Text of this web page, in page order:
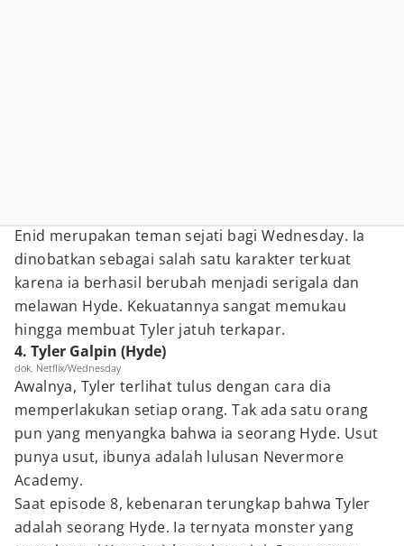
Enid merupakan teman sejati bagi Wednesday. Ia
dinobatkan sebagai salah satu karakter terkuat
karena ia berhasil berubah menjadi serigala dan
melawan Hyde. Kekuatannya sangat memukau
hingga membuat Tyler jatuh terkapar.
4. Tyler Galpin (Hyde)
dok. Netflix/Wednesday
Awalnya, Tyler terlihat tulus dengan cara dia
memperlakukan setiap orang. Tak ada satu orang
pun yang menyangka bahwa ia seorang Hyde. Usut
punya usut, ibunya adalah lulusan Nevermore
Academy.
Saat episode 8, kebenaran terungkap bahwa Tyler
adalah seorang Hyde. Ia ternyata monster yang